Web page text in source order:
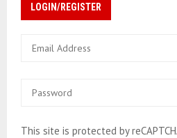
LOGIN/REGISTER
This site is protected by